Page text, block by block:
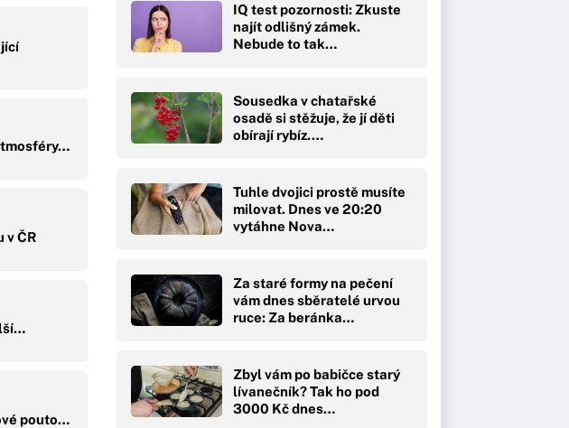
v ČR
pouto…
IQ test pozornosti: Zkuste
najít odlišný zámek.
Nebude to tak…
Sousedka v chatařské
osadě si stěžuje, že jí děti
obírají rybíz.…
Tuhle dvojici prostě musíte
milovat. Dnes ve 20:20
vytáhne Nova…
Za staré formy na pečení
vám dnes sběratelé urvou
ruce: Za beránka…
Zbyl vám po babičce starý
lívanečník? Tak ho pod
3000 Kč dnes…